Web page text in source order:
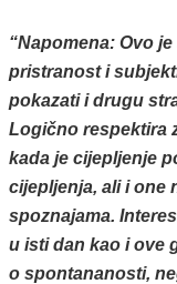
“Napomena: Ovo
pristranost i
pokazati i drugu
Logično respektira
kada je cijepljenje
cijepljenja, ali i one
spoznajama.
u isti dan kao i ove
o spontananosti,